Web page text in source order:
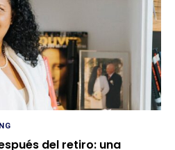
del retiro: una